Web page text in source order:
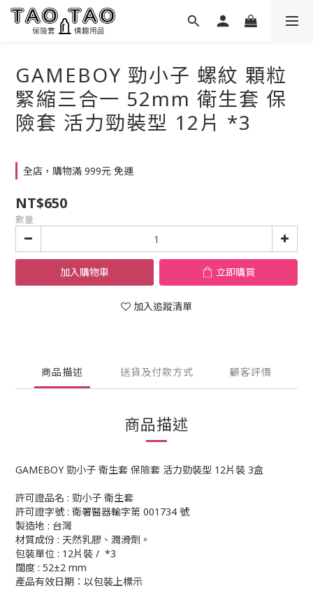
GAMEBOY 勁小子 螺紋 顆粒
緊縮三合一 52mm 衛生套 保
險套 活力勁裝型 12片 *3
全店，購物滿 999元 免運
NT$650
數量
加入購物車 立即購買
加入追蹤清單
商品描述 送貨及付款方式 顧客評價
商品描述
GAMEBOY 勁小子 衛生套 保險套 活力勁裝型 12片裝 3盒
許可證品名 : 勁小子 衛生套
許可證字號 : 衛署醫器輸字第 001734 號
製造地 : 台灣
材質成份 : 天然乳膠、潤滑劑。
包裝單位 : 12片裝 / *3
闊度 : 52±2 mm
產品有效日期：以包裝上標示